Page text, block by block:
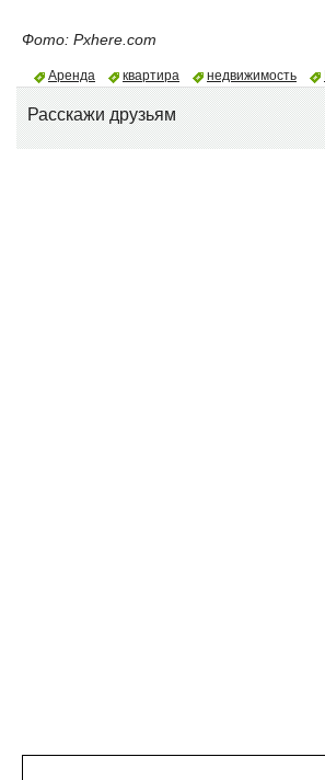
Фото: Pxhere.com
Аренда квартира недвижимость
Расскажи друзьям